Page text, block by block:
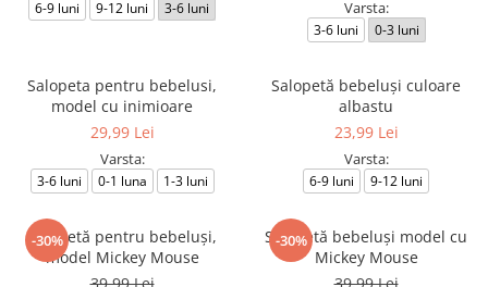
6-9 luni 9-12 luni 3-6 luni Varsta:
3-6 luni 0-3 luni
Salopeta pentru bebelusi,
model cu inimioare
29,99 Lei
Varsta:
3-6 luni 0-1 luna 1-3 luni
Salopetă bebeluși culoare
albastu
23,99 Lei
Varsta:
6-9 luni 9-12 luni
-30%
Salopetă pentru bebeluși,
model Mickey Mouse
-30%
Salopetă bebeluși model cu
Mickey Mouse